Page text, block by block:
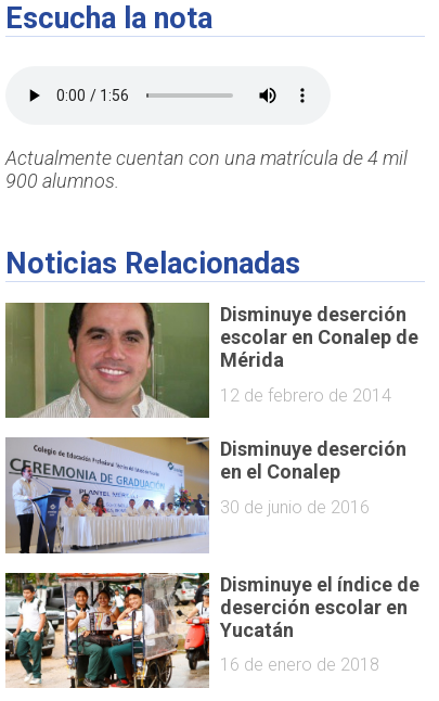
Escucha la nota
Actualmente cuentan con una matrícula de 4 mil
900 alumnos.
Noticias Relacionadas
Disminuye deserción
escolar en Conalep de
Mérida
12 de febrero de 2014
Disminuye deserción
en el Conalep
30 de junio de 2016
Disminuye el índice de
deserción escolar en
Yucatán
16 de enero de 2018